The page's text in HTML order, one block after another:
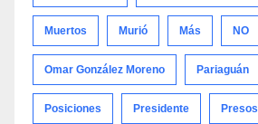
Muertos Murió Más NO
Omar González Moreno Pariaguán
Posiciones Presidente Presos